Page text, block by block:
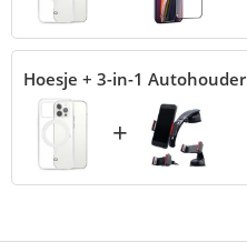
Hoesje + 3-in-1 Autohouder
+